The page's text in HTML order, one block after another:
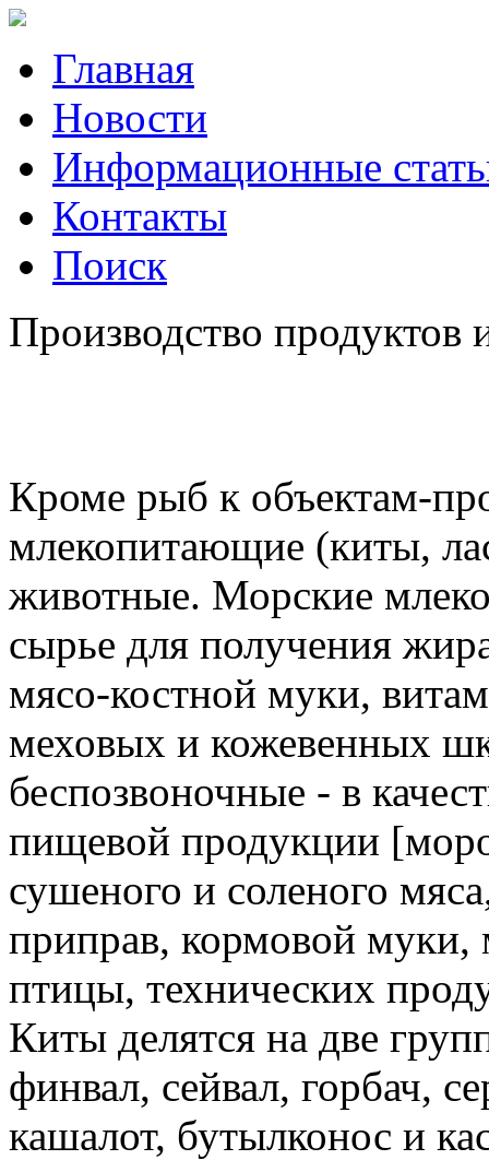
Главная
Новости
Информационные
Контакты
Поиск
Производство
Кроме рыб к объектам-
млекопитающие (киты,
животные. Морские
сырье для получения
мясо-костной муки,
меховых и кожевенных
беспозвоночные - в
пищевой продукции
сушеного и соленого
приправ, кормовой
птицы, технических
Киты делятся на две
финвал, сейвал, горбач,
кашалот, бутылконос и